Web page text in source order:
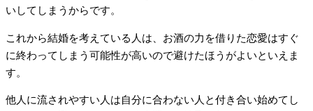
いしてしまうからです。
これから結婚を考えている人は、お酒の力を借りた恋愛はすぐ
に終わってしまう可能性が高いので避けたほうがよいといえま
す。
他人に流されやすい人は自分に合わない人と付き合い始めてし